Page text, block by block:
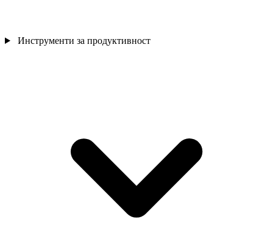
Инструменти за продуктивност